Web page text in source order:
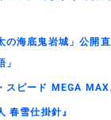
の海底鬼岩城」公開
スピード MEGA MAX
春雪仕掛針』